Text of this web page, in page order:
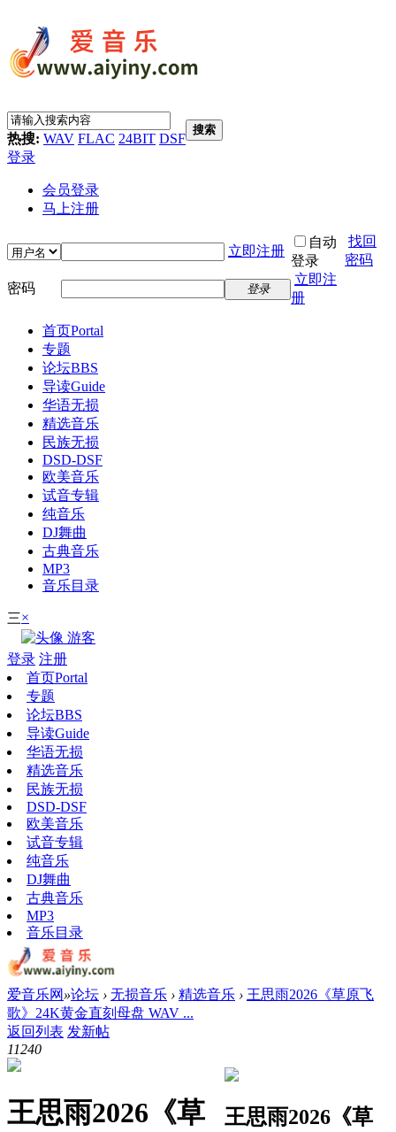
热搜: WAV FLAC 24BIT DSF
搜索
登录
会员登录
马上注册
立即注册
自动
登录
找回
密码
密码
登录
立即注
册
首页Portal
专题
论坛BBS
导读Guide
华语无损
精选音乐
民族无损
DSD-DSF
欧美音乐
试音专辑
纯音乐
DJ舞曲
古典音乐
MP3
音乐目录
三×
游客
登录 注册
首页Portal
专题
论坛BBS
导读Guide
华语无损
精选音乐
民族无损
DSD-DSF
欧美音乐
试音专辑
纯音乐
DJ舞曲
古典音乐
MP3
音乐目录
爱音乐网 »论坛 › 无损音乐 › 精选音乐 › 王思雨2026《草原飞
歌》24K黄金直刻母盘 WAV ...
返回列表 发新帖
11240
王思雨2026《草
王思雨2026《草